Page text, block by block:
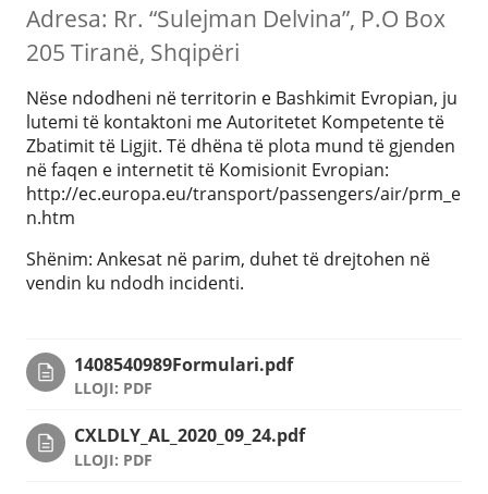
Adresa: Rr. “Sulejman Delvina”, P.O Box
205 Tiranë, Shqipëri
Nëse ndodheni në territorin e Bashkimit Evropian, ju
lutemi të kontaktoni me Autoritetet Kompetente të
Zbatimit të Ligjit. Të dhëna të plota mund të gjenden
në faqen e internetit të Komisionit Evropian:
http://ec.europa.eu/transport/passengers/air/prm_e
n.htm
Shënim: Ankesat në parim, duhet të drejtohen në
vendin ku ndodh incidenti.
1408540989Formulari.pdf
LLOJI: PDF
CXLDLY_AL_2020_09_24.pdf
LLOJI: PDF